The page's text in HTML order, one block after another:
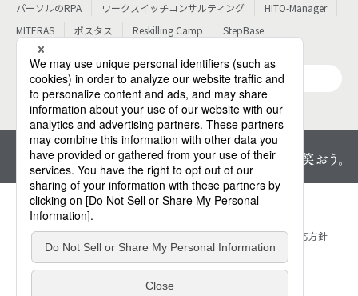
パーソルのRPA
ワークスイッチコンサルティング
HITO-Manager
MITERAS
ポスタス Reskilling Camp StepBase
サービス一覧
プライバシーセンター
情報セキュリティ方針
ウェブアクセシビリティ対応方針
サイトマップ